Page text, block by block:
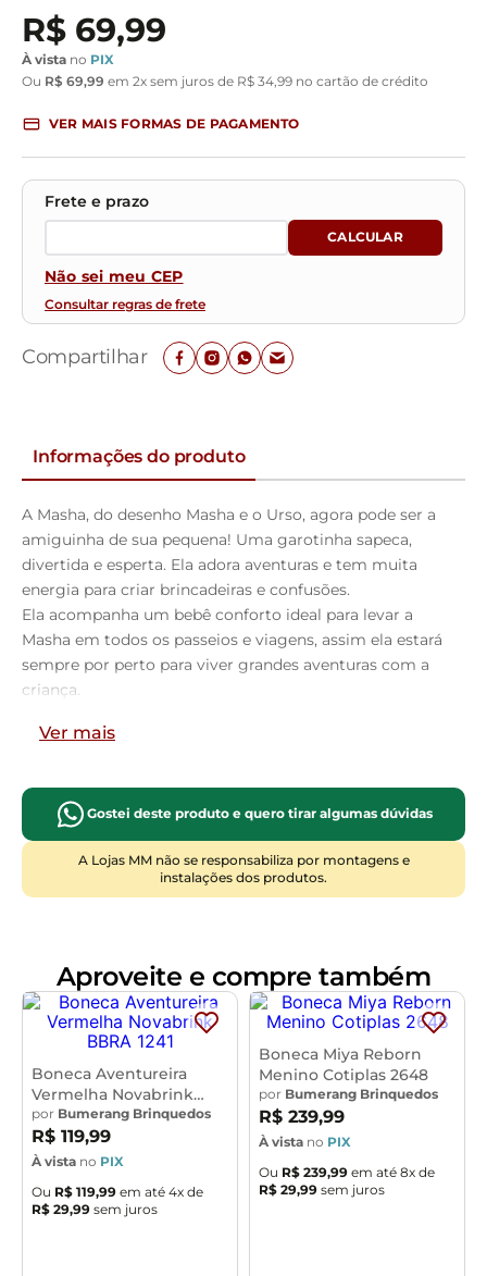
R$ 69,99
À vista no PIX
Ou R$ 69,99 em 2x sem juros de R$ 34 99 no cartão de crédito
VER MAIS FORMAS DE PAGAMENTO
Não sei meu CEP
Consultar regras de frete
Compartilhar
Informações do produto
A Masha, do desenho Masha e o Urso, agora pode ser a
amiguinha de sua pequena! Uma garotinha sapeca,
divertida e esperta. Ela adora aventuras e tem muita
energia para criar brincadeiras e confusões.
Ela acompanha um bebê conforto ideal para levar a
Masha em todos os passeios e viagens, assim ela estará
sempre por perto para viver grandes aventuras com a
criança.
abraçar e apertar, e compõe um delicioso cheirinho de
característico das bonecas da Cotiplás.
Estimula a interação entre pais e filhos, coordenação
motora, criatividade e imaginação da criança. =)
ESPECIFICAÇÕES:
- Dimensões da embalagem (CLA): 21,5 x 14,5 x 26,5 cm
- Altura aproximada da boneca: 18 cm
- Franquia: Masha e o Urso
- Referência: 2467
- Certificado de Segurança: INMETRO
Ver mais
Gostei deste produto e quero tirar algumas dúvidas
A Lojas MM não se responsabiliza por montagens e
instalações dos produtos.
Aproveite e compre também
Boneca Aventureira
Vermelha Novabrink
BBRA 1241
por Bumerang Brinquedos
R$ 119,99
À vista no PIX
Ou R$ 119,99 em até 4x de
R$ 29,99 sem juros
Boneca Miya Reborn
Menino Cotiplas 2648
por Bumerang Brinquedos
R$ 239,99
À vista no PIX
Ou R$ 239,99 em até 8x de
R$ 29,99 sem juros